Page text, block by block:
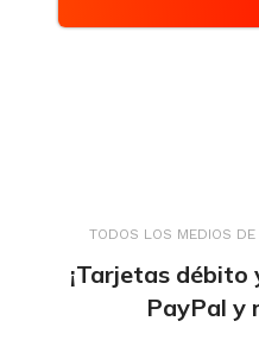
TODOS LOS MEDIOS DE
¡Tarjetas
PayPal y